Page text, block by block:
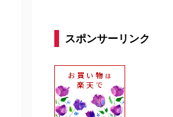
スポンサーリンク